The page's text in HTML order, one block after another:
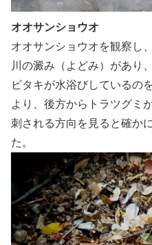
オオサンショウオ
オオサンショウオを観察し
川の澱み（よどみ）があり
ビタキが水浴びしているの
より、後方からトラツグミ
刺される方向を見ると確か
た。